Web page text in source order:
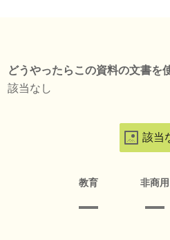
どうやったらこの資料の文書を
該当なし
該当
教育 非商用